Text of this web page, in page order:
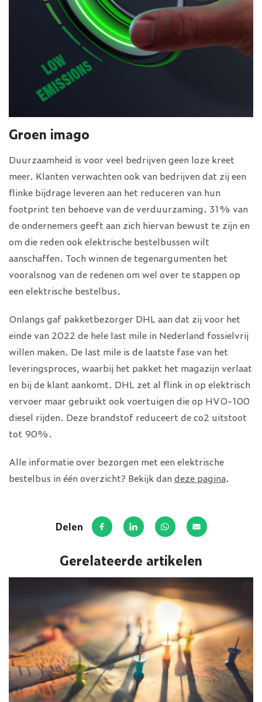
Groen imago
Duurzaamheid is voor veel bedrijven geen loze kreet
meer. Klanten verwachten ook van bedrijven dat zij een
flinke bijdrage leveren aan het reduceren van hun
footprint ten behoeve van de verduurzaming. 31% van
de ondernemers geeft aan zich hiervan bewust te zijn en
om die reden ook elektrische bestelbussen wilt
aanschaffen. Toch winnen de tegenargumenten het
vooralsnog van de redenen om wel over te stappen op
een elektrische bestelbus.
Onlangs gaf pakketbezorger DHL aan dat zij voor het
einde van 2022 de hele last mile in Nederland fossielvrij
willen maken. De last mile is de laatste fase van het
leveringsproces, waarbij het pakket het magazijn verlaat
en bij de klant aankomt. DHL zet al flink in op elektrisch
vervoer maar gebruikt ook voertuigen die op HVO-100
diesel rijden. Deze brandstof reduceert de co2 uitstoot
tot 90%.
Alle informatie over bezorgen met een elektrische
bestelbus in één overzicht? Bekijk dandeze pagina.
Delen Deel op Facebook
Deel via LinkedIn
Deel via WhatsApp
Deel via E-mail
Gerelateerde artikelen